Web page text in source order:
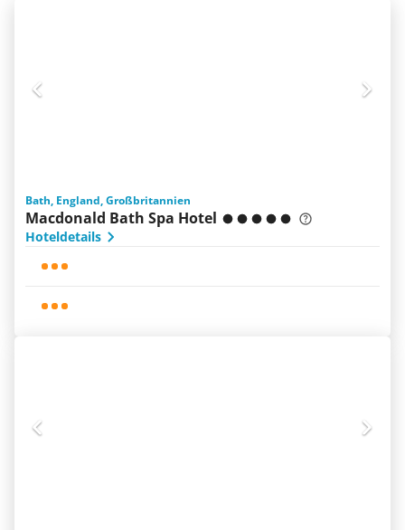
Bath, England, Großbritannien
Macdonald Bath Spa Hotel
Hoteldetails